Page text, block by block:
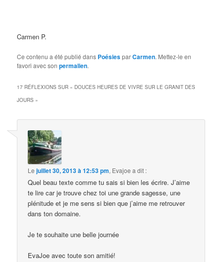
Carmen P.
Ce contenu a été publié dans PoésiesparCarmen. Mettez-le en
favori avec sonpermalien.
17 RÉFLEXIONS SUR « DOUCES HEURES DE VIVRE SUR LE GRANIT DES
JOURS »
Lejuillet 30, 2013 à 12:53 pm, Evajoe a dit :
Quel beau texte comme tu sais si bien les écrire. J’aime
te lire car je trouve chez toi une grande sagesse, une
plénitude et je me sens si bien que j’aime me retrouver
dans ton domaine.
Je te souhaite une belle journée
EvaJoe avec toute son amitié!